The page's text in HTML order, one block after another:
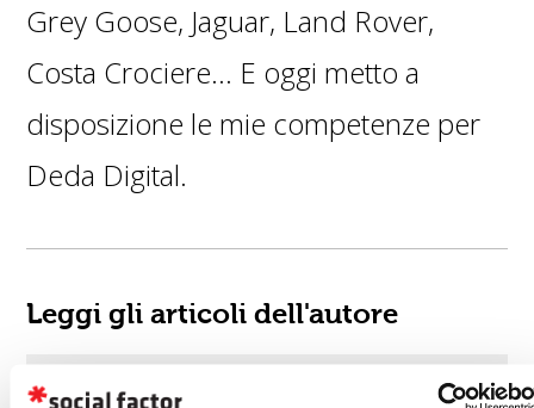
Grey Goose, Jaguar, Land Rover,
Costa Crociere… E oggi metto a
disposizione le mie competenze per
Deda Digital.
Leggi gli articoli dell'autore